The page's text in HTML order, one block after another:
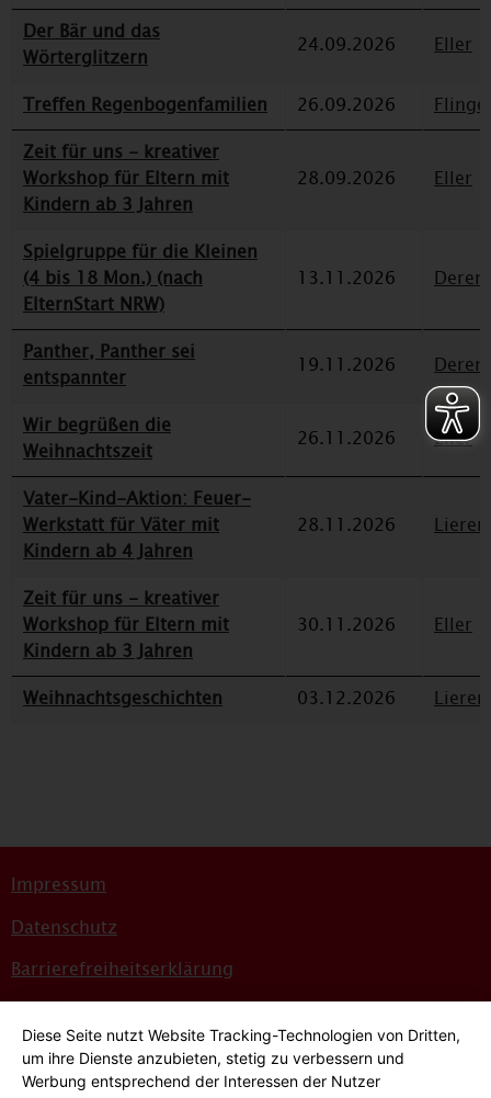
Der Bär und das
Wörterglitzern
24.09.2026 Eller
Treffen Regenbogenfamilien 26.09.2026
Zeit für uns - kreativer
Workshop für Eltern mit
Kindern ab 3 Jahren
28.09.2026 Eller
Spielgruppe für die Kleinen
(4 bis 18 Mon.) (nach
ElternStart NRW)
13.11.2026
Panther, Panther sei
entspannter
19.11.2026
Wir begrüßen die
Weihnachtszeit
26.11.2026 Eller
Vater-Kind-Aktion: Feuer-
Werkstatt für Väter mit
Kindern ab 4 Jahren
28.11.2026
Zeit für uns - kreativer
Workshop für Eltern mit
Kindern ab 3 Jahren
30.11.2026 Eller
Weihnachtsgeschichten 03.12.2026
Impressum
Datenschutz
Barrierefreiheitserklärung
Bildnachweise
Diese Seite nutzt Website Tracking-Technologien von Dritten,
um ihre Dienste anzubieten, stetig zu verbessern und
Werbung entsprechend der Interessen der Nutzer